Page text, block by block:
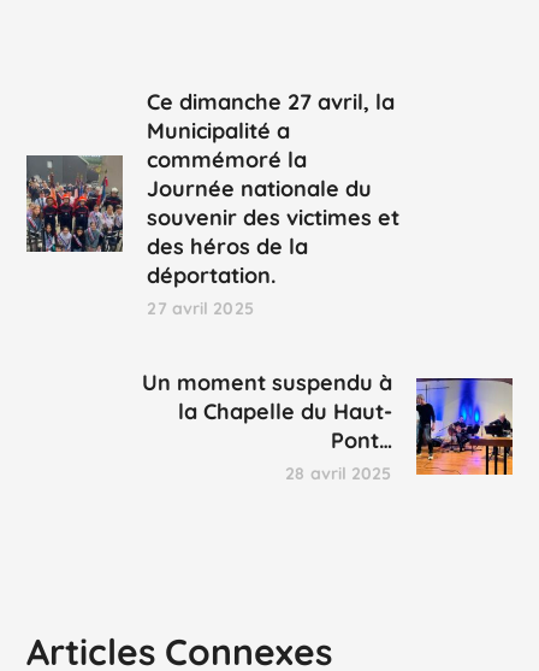
Ce dimanche 27 avril, la
Municipalité a
commémoré la
Journée nationale du
souvenir des victimes et
des héros de la
déportation.
27 avril 2025
Un moment suspendu à
la Chapelle du Haut-
Pont…
28 avril 2025
Articles Connexes